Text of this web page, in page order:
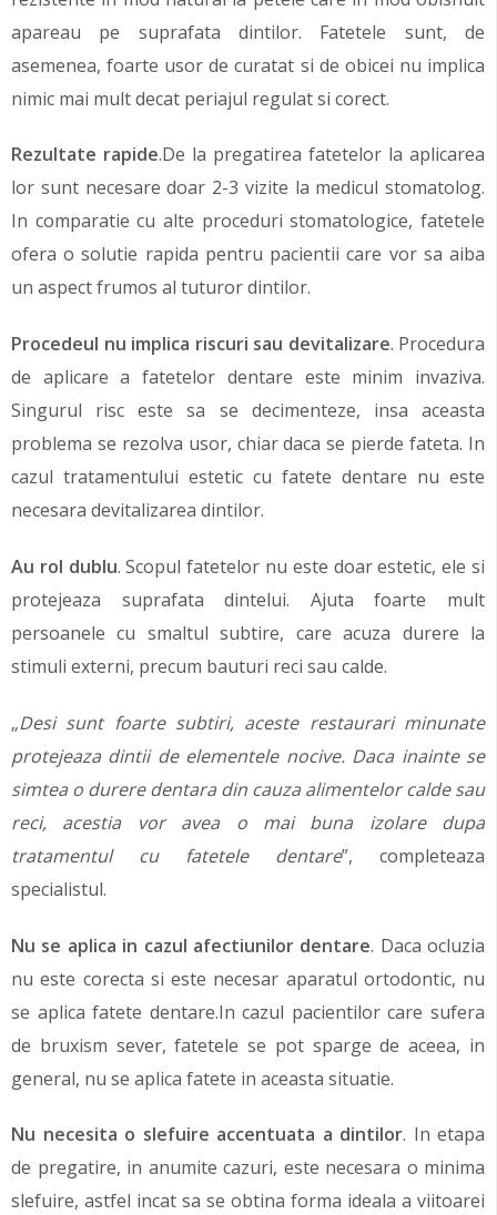
apareau pe suprafata dintilor. Fatetele sunt, de
asemenea, foarte usor de curatat si de obicei nu implica
nimic mai mult decat periajul regulat si corect.
Rezultate rapide.De la pregatirea fatetelor la aplicarea
lor sunt necesare doar 2-3 vizite la medicul stomatolog.
In comparatie cu alte proceduri stomatologice, fatetele
ofera o solutie rapida pentru pacientii care vor sa aiba
un aspect frumos al tuturor dintilor.
Procedeul nu implica riscuri sau devitalizare. Procedura
de aplicare a fatetelor dentare este minim invaziva.
Singurul risc este sa se decimenteze, insa aceasta
problema se rezolva usor, chiar daca se pierde fateta. In
cazul tratamentului estetic cu fatete dentare nu este
necesara devitalizarea dintilor.
Au rol dublu. Scopul fatetelor nu este doar estetic, ele si
protejeaza suprafata dintelui. Ajuta foarte mult
persoanele cu smaltul subtire, care acuza durere la
stimuli externi, precum bauturi reci sau calde.
„Desi sunt foarte subtiri, aceste restaurari minunate
protejeaza dintii de elementele nocive. Daca inainte se
simtea o durere dentara din cauza alimentelor calde sau
reci, acestia vor avea o mai buna izolare dupa
tratamentul cu fatetele dentare”, completeaza
specialistul.
Nu se aplica in cazul afectiunilor dentare. Daca ocluzia
nu este corecta si este necesar aparatul ortodontic, nu
se aplica fatete dentare.In cazul pacientilor care sufera
de bruxism sever, fatetele se pot sparge de aceea, in
general, nu se aplica fatete in aceasta situatie.
Nu necesita o slefuire accentuata a dintilor. In etapa
de pregatire, in anumite cazuri, este necesara o minima
slefuire, astfel incat sa se obtina forma ideala a viitoarei